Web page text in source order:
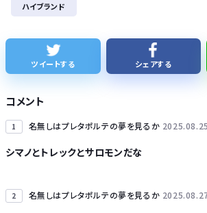
1人でタイ旅行って危ないの？
ハイブランド
ツイートする シェアする
コメント
1 名無しはプレタポルテの夢を見るか
シマノとトレックとサロモンだな
2 名無しはプレタポルテの夢を見るか